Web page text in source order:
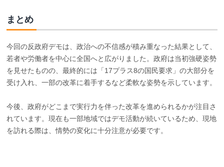
まとめ
今回の反政府デモは、政治への不信感が積み重なった結果として、
若者や労働者を中心に全国へと広がりました。政府は当初強硬姿勢
を見せたものの、最終的には「17プラス8の国民要求」の大部分を
受け入れ、一部の改革に着手するなど柔軟な姿勢を示しています。
今後、政府がどこまで実行力を伴った改革を進められるかが注目さ
れています。現在も一部地域ではデモ活動が続いているため、現地
を訪れる際は、情勢の変化に十分注意が必要です。